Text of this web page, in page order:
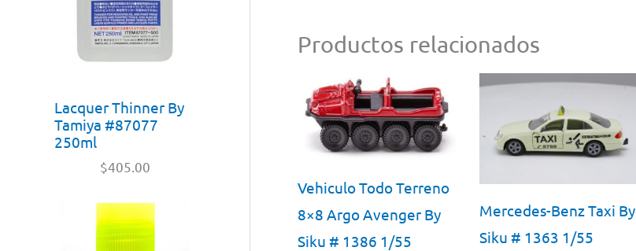
Lacquer Thinner By
Tamiya #87077
250ml
$405.00
Productos relacionados
Vehiculo Todo Terreno
8×8 Argo Avenger By
Siku # 1386 1/55
Mercedes-Benz Taxi By
Siku # 1363 1/55